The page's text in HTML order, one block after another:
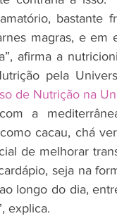
bastante
magras, e em
afirma a
pela
de Nutrição na
a
cacau, chá
de melhorar
seja na
longo do dia,
explica.